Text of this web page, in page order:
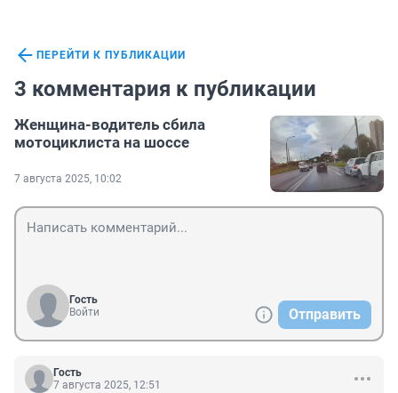
ПЕРЕЙТИ К ПУБЛИКАЦИИ
3 комментария к публикации
Женщина-водитель сбила
мотоциклиста на шоссе
7 августа 2025, 10:02
Гость
Войти
Отправить
Гость
7 августа 2025, 12:51